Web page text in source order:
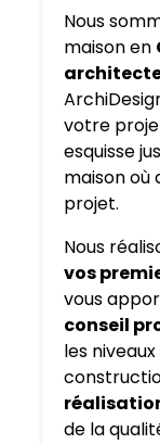
Nous
maison en
votre
esquisse
maison où
projet.
Nous
vos
vous
conseil
les
de la